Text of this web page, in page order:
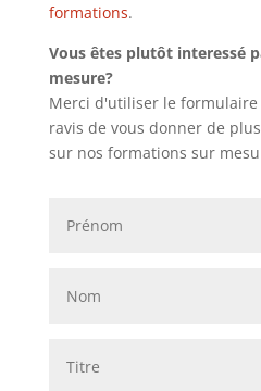
formations.
Vous êtes plutôt interessé
mesure?
Merci d'utiliser le formulaire
ravis de vous donner de
sur nos formations sur